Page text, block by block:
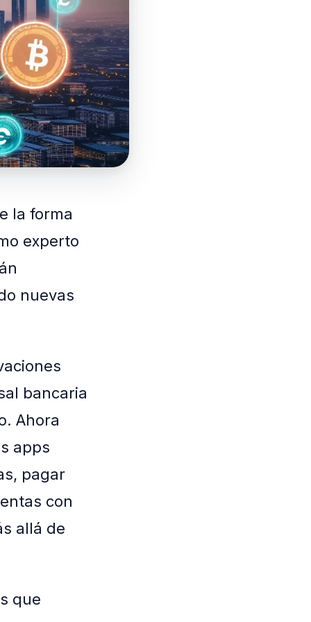
la forma
experto
nuevas
bancaria
Ahora
apps
pagar
con
allá de
que